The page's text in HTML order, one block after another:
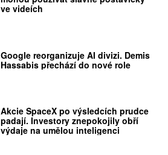
ve videích
Google reorganizuje AI divizi. Demis
Hassabis přechází do nové role
Akcie SpaceX po výsledcích prudce
padají. Investory znepokojily obří
výdaje na umělou inteligenci